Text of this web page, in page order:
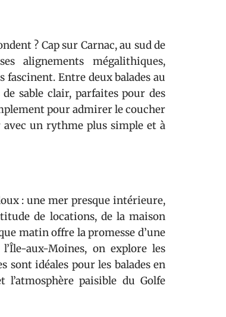
? Cap sur Carnac, au sud de
alignements mégalithiques,
Entre deux balades au
sable clair, parfaites pour des
pour admirer le coucher
avec un rythme plus simple et à
: une mer presque intérieure,
de locations, de la maison
matin offre la promesse d’une
aux-Moines, on explore les
sont idéales pour les balades en
paisible du Golfe